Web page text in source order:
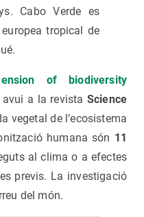
Cabo Verde es
tropical de
of biodiversity
a la revista Science
vegetal de l’ecosistema
humana són 11
al clima o a efectes
previs. La investigació
del món.